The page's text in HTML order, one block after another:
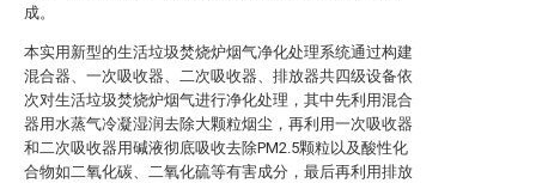
成。
本实用新型的生活垃圾焚烧炉烟气净化处理系统通过构建
混合器、一次吸收器、二次吸收器、排放器共四级设备依
次对生活垃圾焚烧炉烟气进行净化处理，其中先利用混合
器用水蒸气冷凝湿润去除大颗粒烟尘，再利用一次吸收器
和二次吸收器用碱液彻底吸收去除PM2.5颗粒以及酸性化
合物如二氧化碳、二氧化硫等有害成分，最后再利用排放